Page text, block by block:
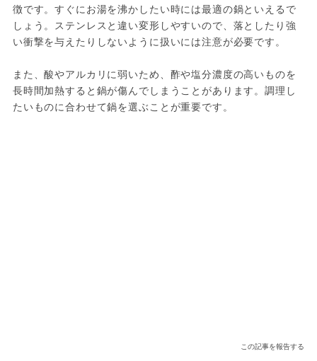
徴です。すぐにお湯を沸かしたい時には最適の鍋といえるで
しょう。ステンレスと違い変形しやすいので、落としたり強
い衝撃を与えたりしないように扱いには注意が必要です。
また、酸やアルカリに弱いため、酢や塩分濃度の高いものを
長時間加熱すると鍋が傷んでしまうことがあります。調理し
たいものに合わせて鍋を選ぶことが重要です。
この記事を報告する